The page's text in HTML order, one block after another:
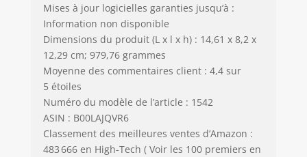
Mises à jour logicielles garanties jusqu’à :
Information non disponible
Dimensions du produit (L x l x h) : 14,61 x 8,2 x
12,29 cm; 979,76 grammes
Moyenne des commentaires client : 4,4 sur
5 étoiles
Numéro du modèle de l’article : 1542
ASIN : B00LAJQVR6
Classement des meilleures ventes d’Amazon :
483 666 en High-Tech ( Voir les 100 premiers en